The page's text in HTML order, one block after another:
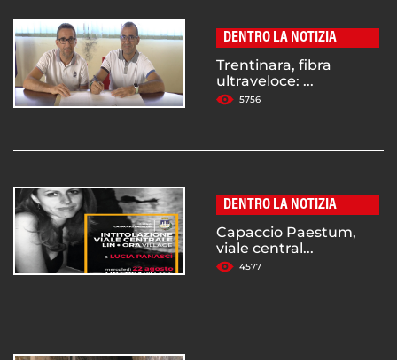
DENTRO LA NOTIZIA
Trentinara, fibra
ultraveloce: ...
5756
DENTRO LA NOTIZIA
Capaccio Paestum,
viale central...
4577